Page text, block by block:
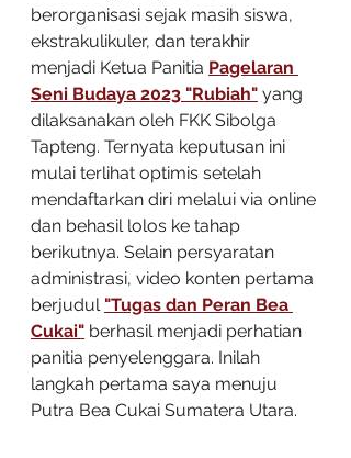
berorganisasi sejak masih siswa,
ekstrakulikuler, dan terakhir
menjadi Ketua Panitia Pagelaran
Seni Budaya 2023 "Rubiah" yang
dilaksanakan oleh FKK Sibolga
Tapteng. Ternyata keputusan ini
mulai terlihat optimis setelah
mendaftarkan diri melalui via online
dan behasil lolos ke tahap
berikutnya. Selain persyaratan
administrasi, video konten pertama
berjudul "Tugas dan Peran Bea
Cukai" berhasil menjadi perhatian
panitia penyelenggara. Inilah
langkah pertama saya menuju
Putra Bea Cukai Sumatera Utara.